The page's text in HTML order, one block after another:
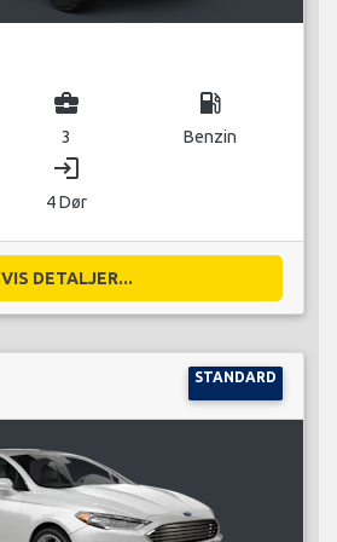
business_center
3
local_gas_station
Benzin
login
4 Dør
VIS DETALJER...
STANDARD